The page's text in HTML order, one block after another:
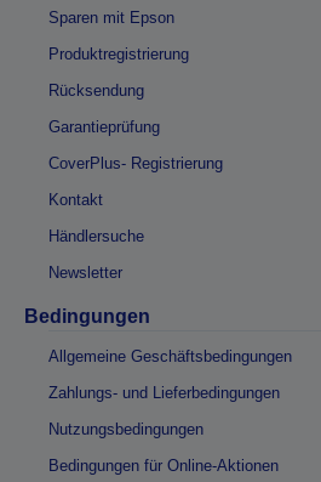
Sparen mit Epson
Produktregistrierung
Rücksendung
Garantieprüfung
CoverPlus- Registrierung
Kontakt
Händlersuche
Newsletter
Bedingungen
Allgemeine Geschäftsbedingungen
Zahlungs- und Lieferbedingungen
Nutzungsbedingungen
Bedingungen für Online-Aktionen